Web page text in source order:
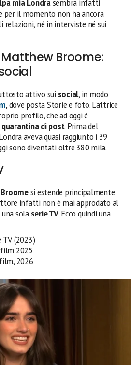
mia Londrasembra infatti
per il momento non ha ancora
relazioni, né in interviste né sui
Broome:
attivo sui social, in modo
, dove posta Storie e foto. L’attrice
profilo, che ad oggi è
quarantina di post. Prima del
aveva quasi raggiunto i 39
sono diventati oltre 380 mila.
si estende principalmente
infatti non è mai approdato al
sola serie TV. Ecco quindi una
TV (2023)
2025
2026